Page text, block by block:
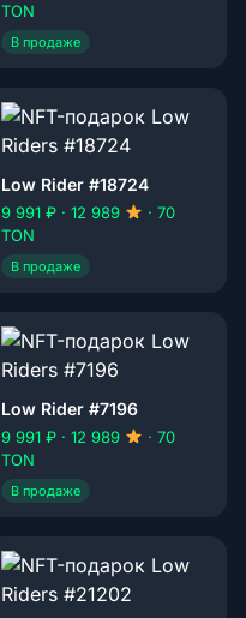
TON
В продаже
Low Rider #18724
9 991 ₽ · 12 989
· 70
TON
В продаже
Low Rider #7196
9 991 ₽ · 12 989
· 70
TON
В продаже